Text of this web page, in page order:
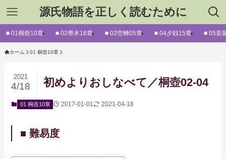
源氏物語を正しく読むために
■ 01桐壺10章 ■ 02帚木16章 ■ 03空蝉05章 ■ 04夕顔15章 ■ 05若
ホーム 01 桐壺10章
初めよりおしなべて／桐壺02-04
2021
4/18
01 桐壺10章 2017-01-01 2021-04-18
■ 難易度